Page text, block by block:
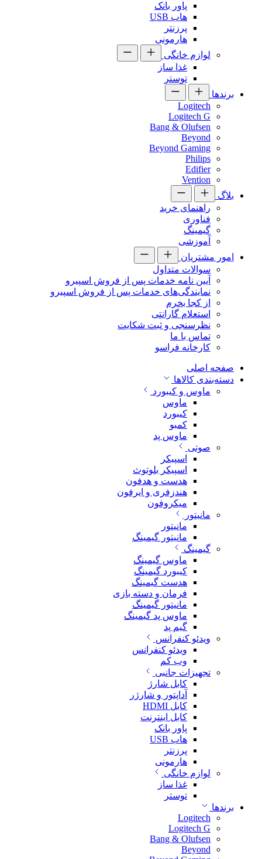
پاور بانک
هاب USB
پرزنتر
هارمونی
لوازم خانگی
غذا ساز
توستر
برندها
Logitech
Logitech G
Bang & Olufsen
Beyond
Beyond Gaming
Philips
Edifier
Vention
بلاگ
راهنمای خرید
فناوری
گیمینگ
آموزشی
امور مشتریان
سوالات متداول
آیین نامه خدمات پس از فروش اسپیرو
نمایندگی‌های خدمات پس از فروش اسپیرو
از کجا بخرم
استعلام گارانتی
نظرسنجی و ثبت شکایت
تماس با ما
کارخانه فراسو
صفحه اصلی
دسته‌بندی کالاها
ماوس و کیبورد
ماوس
کیبورد
کمبو
ماوس پد
صوتی
اسپیکر
اسپیکر بلوتوث
هدست و هدفون
هندزفری و ایرفون
میکروفون
مانیتور
مانیتور
مانیتور گیمینگ
گیمینگ
ماوس گیمینگ
کیبورد گیمینگ
هدست گیمینگ
فرمان و دسته بازی
مانیتور گیمینگ
ماوس پد گیمینگ
گیم پد
ویدئو کنفرانس
ویدئو کنفرانس
وب کم
تجهیزات جانبی
کابل شارژ
آداپتور و شارژر
کابل HDMI
کابل اینترنت
پاور بانک
هاب USB
پرزنتر
هارمونی
لوازم خانگی
غذا ساز
توستر
برندها
Logitech
Logitech G
Bang & Olufsen
Beyond